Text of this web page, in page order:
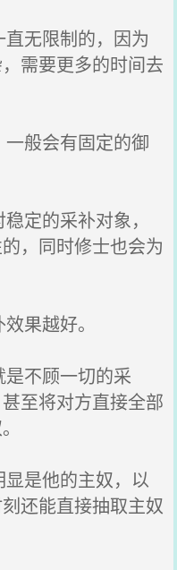
无限制的，因为
需要更多的时间去
般会有固定的御
定的采补对象，
，同时修士也会为
果越好。
不顾一切的采
至将对方直接全部
是他的主奴，以
还能直接抽取主奴